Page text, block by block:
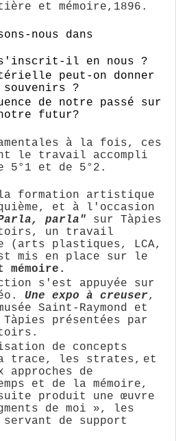
et mémoire, 1896.
nous dans
s'inscrit-il en nous ?
peut-on donner
?
de notre passé sur
futur?
à la fois, ces
le travail accompli
5°1 et de 5°2.
formation artistique
et à l'occasion
parla" sur Tàpies
un travail
plastiques, LCA,
mis en place sur le
s'est appuyée sur
Une expo à creuser,
Saint-Raymond et
àpies présentées par
de concepts
trace, les strates, et
approches de
et de la mémoire,
produit une œuvre
de moi », les
de support